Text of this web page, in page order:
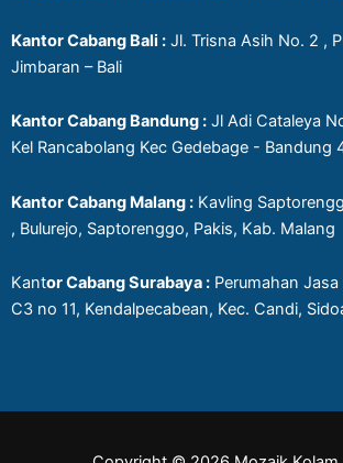
Kantor Cabang Bali : Jl. Trisna Asih No. 2 ,
Jimbaran – Bali
Kantor Cabang Bandung : Jl Adi Cataleya
Kel Rancabolang Kec Gedebage - Bandung
Kantor Cabang Malang : Kavling
, Bulurejo, Saptorenggo, Pakis, Kab. Malang
Kantor Cabang Surabaya : Perumahan
C3 no 11, Kendalpecabean, Kec. Candi,